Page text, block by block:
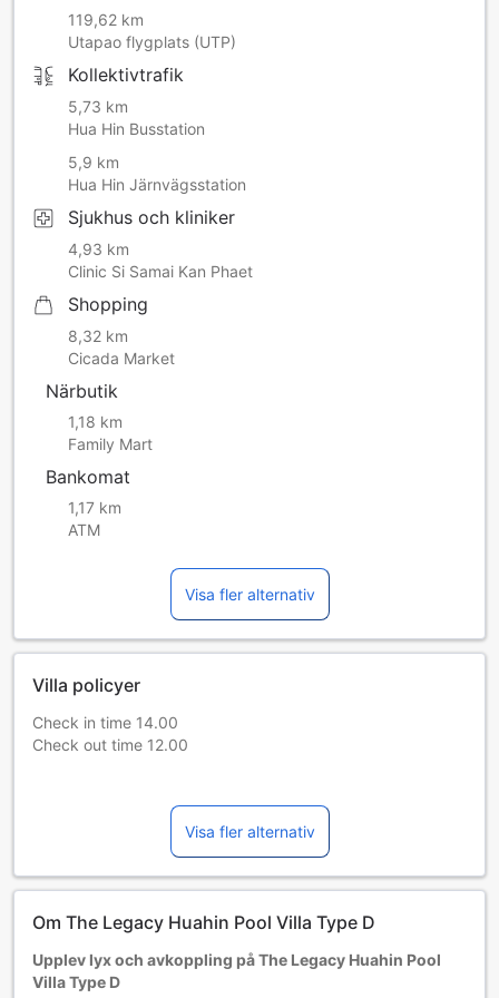
119,62 km
Utapao flygplats (UTP)
Kollektivtrafik
5,73 km
Hua Hin Busstation
5,9 km
Hua Hin Järnvägsstation
Sjukhus och kliniker
4,93 km
Clinic Si Samai Kan Phaet
Shopping
8,32 km
Cicada Market
Närbutik
1,18 km
Family Mart
Bankomat
1,17 km
ATM
Visa fler alternativ
Villa policyer
Check in time 14.00
Check out time 12.00
Dogs and Cats are not allowed in our property.
Please keep quiet after 22.00
exp ; Towel , Soap , Shampoo etc.
Visa fler alternativ
Om The Legacy Huahin Pool Villa Type D
Upplev lyx och avkoppling på The Legacy Huahin Pool
Villa Type D